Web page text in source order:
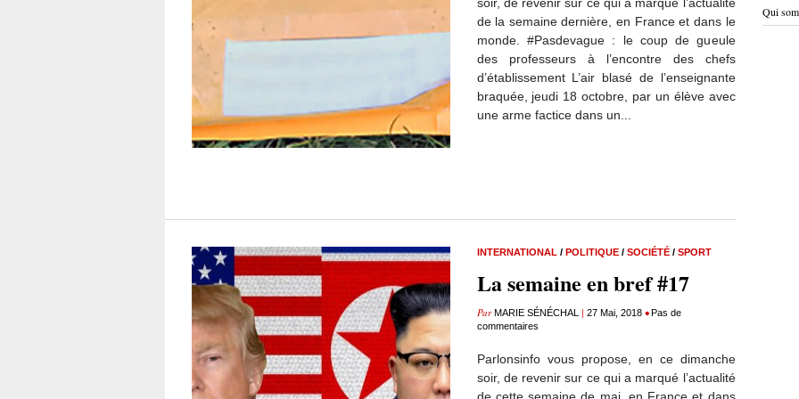
de la semaine dernière, en France et dans le
monde. #Pasdevague : le coup de gueule
des professeurs à l’encontre des chefs
d’établissement L’air blasé de l’enseignante
braquée, jeudi 18 octobre, par un élève avec
une arme factice dans un...
INTERNATIONAL / POLITIQUE/ SOCIÉTÉ/ SPORT
La semaine en bref #17
ParMARIE SÉNÉCHAL | 27 Mai, 2018 •Pas de
commentaires
Parlonsinfo vous propose, en ce dimanche
soir, de revenir sur ce qui a marqué l’actualité
Qui